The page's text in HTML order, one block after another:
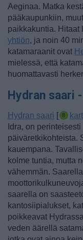
Aeginaa. Matka
pääkaupunkiin,
paikkakuntia. Hitaat
yhtiön, ja noin 40
katamaraanit ovat
mielessä, että
huomattavasti
Hydran saari
Hydran saari [
Idra, on
päiväretkikohteista.
kauempana.
kolme tuntia, mutta
vähemmän.
saarella on
kantosiipialukset,
poikkeavat
veden äärellä